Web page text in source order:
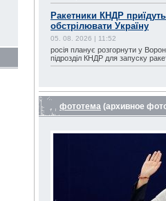
Ракетники КНДР
обстрілювати Україну
05. 08. 2026 | 11:52
росія планує розгорнути у
підрозділ КНДР для запуску
фототема (архивное